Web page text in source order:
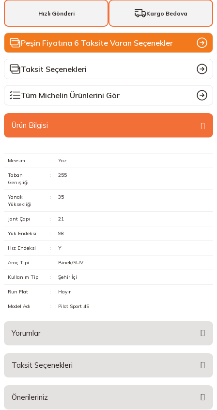
Hızlı Gönderi Kargo Bedava
Peşin Fiyatına 6 Taksite Varan Seçenekler
Taksit Seçenekleri
Tüm Michelin Ürünlerini Gör
Ürün Bilgisi
Mevsim : Yaz
Taban
Genişliği
: 255
Yanak
Yüksekliği
: 35
Jant Çapı : 21
Yük Endeksi : 98
Hız Endeksi : Y
Araç Tipi : Binek/SUV
Kullanım Tipi : Şehir İçi
Run Flat : Hayır
Model Adı : Pilot Sport 4S
Yorumlar
Taksit Seçenekleri
Önerileriniz